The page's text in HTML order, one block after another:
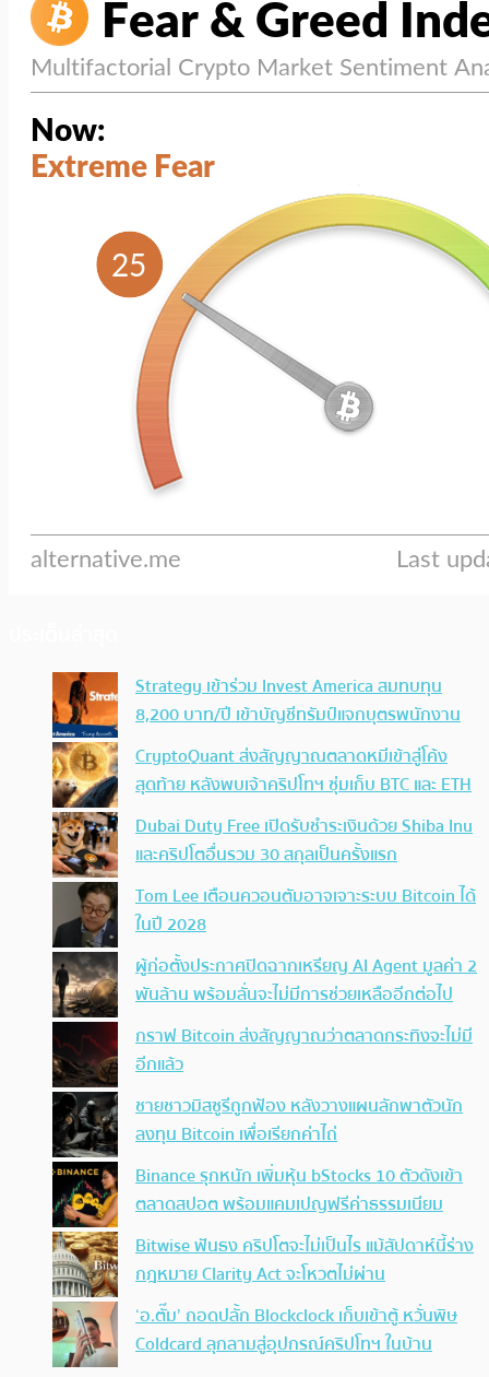
Strategy เข้าร่วม Invest America สมทบทุน
8,200 บาท/ปี เข้าบัญชีทรัมป์แจกบุตรพนักงาน
CryptoQuant ส่งสัญญาณตลาดหมีเข้าสู่โค้ง
สุดท้าย หลังพบเจ้าคริปโทฯ ซุ่มเก็บ BTC และ ETH
Dubai Duty Free เปิดรับชำระเงินด้วย Shiba Inu
และคริปโตอื่นรวม 30 สกุลเป็นครั้งแรก
Tom Lee เตือนควอนตัมอาจเจาะระบบ Bitcoin ได้
ในปี 2028
ผู้ก่อตั้งประกาศปิดฉากเหรียญ AI Agent มูลค่า 2
พันล้าน พร้อมลั่นจะไม่มีการช่วยเหลืออีกต่อไป
กราฟ Bitcoin ส่งสัญญาณว่าตลาดกระทิงจะไม่มี
อีกแล้ว
ชายชาวมิสซูรีถูกฟ้อง หลังวางแผนลักพาตัวนัก
ลงทุน Bitcoin เพื่อเรียกค่าไถ่
Binance รุกหนัก เพิ่มหุ้น bStocks 10 ตัวดังเข้า
ตลาดสปอต พร้อมแคมเปญฟรีค่าธรรมเนียม
Bitwise ฟันธง คริปโตจะไม่เป็นไร แม้สัปดาห์นี้ร่าง
กฎหมาย Clarity Act จะโหวตไม่ผ่าน
‘อ.ตั๊ม’ ถอดปลั้ก Blockclock เก็บเข้าตู้ หวั่นพิษ
Coldcard ลุกลามสู่อุปกรณ์คริปโทฯ ในบ้าน